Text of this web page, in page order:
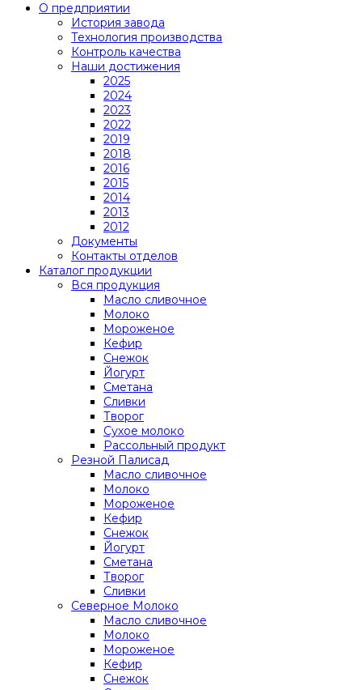
О предприятии
История завода
Технология производства
Контроль качества
Наши достижения
2025
2024
2023
2022
2019
2018
2016
2015
2014
2013
2012
Документы
Контакты отделов
Каталог продукции
Вся продукция
Масло сливочное
Молоко
Мороженое
Кефир
Снежок
Йогурт
Сметана
Сливки
Творог
Сухое молоко
Рассольный продукт
Резной Палисад
Масло сливочное
Молоко
Мороженое
Кефир
Снежок
Йогурт
Сметана
Творог
Сливки
Северное Молоко
Масло сливочное
Молоко
Мороженое
Кефир
Снежок